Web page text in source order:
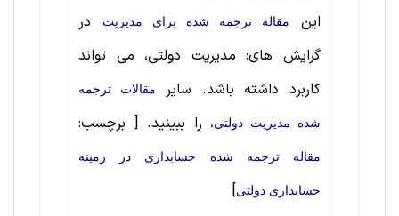
این
مقاله ترجمه شده برای مديريت
در
گرایش های: مدیریت دولتی، می تواند
کاربرد داشته باشد. سایر
مقالات ترجمه
شده مدیریت دولتی، را ببینید.[ برچسب:
مقاله ترجمه شده حسابداری در زمینه
حسابداری دولتی]